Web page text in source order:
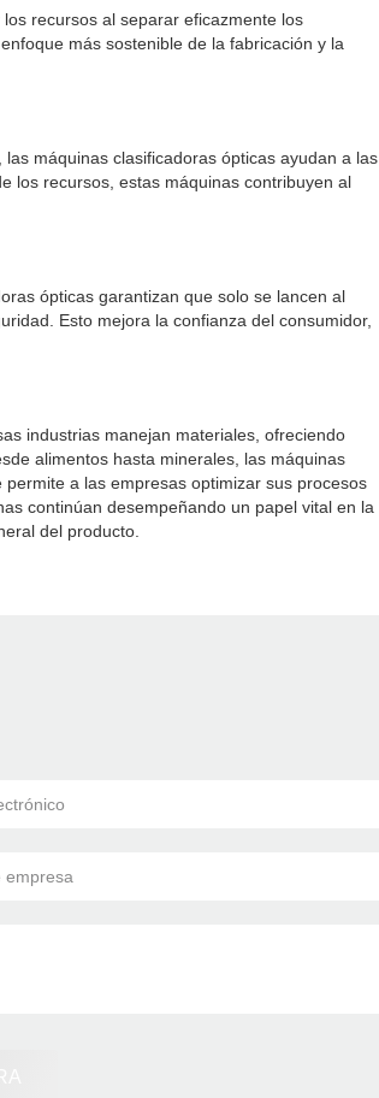
recursos al separar eficazmente los
más sostenible de la fabricación y la
máquinas clasificadoras ópticas ayudan a las
los recursos, estas máquinas contribuyen al
ópticas garantizan que solo se lancen al
Esto mejora la confianza del consumidor,
industrias manejan materiales, ofreciendo
alimentos hasta minerales, las máquinas
a las empresas optimizar sus procesos
continúan desempeñando un papel vital en la
del producto.
empresa